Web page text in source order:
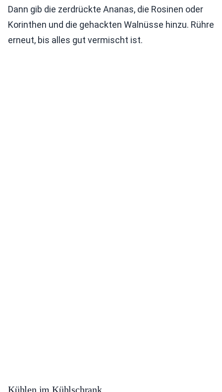
Dann gib die zerdrückte Ananas, die Rosinen oder
Korinthen und die gehackten Walnüsse hinzu. Rühre
erneut, bis alles gut vermischt ist.
Kühlen im Kühlschrank